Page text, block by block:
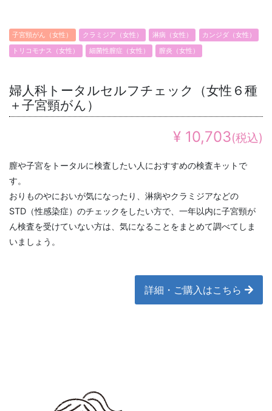
子宮頸がん（女性） クラミジア（女性） 淋病（女性） カンジダ（女性）
トリコモナス（女性） 細菌性膣症（女性） 膣炎（女性）
婦人科トータルセルフチェック（女性６種
＋子宮頸がん）
¥ 10,703(税込)
膣や子宮をトータルに検査したい人におすすめの検査キットで
す。
おりものやにおいが気になったり、淋病やクラミジアなどの
STD（性感染症）のチェックをしたい方で、一年以内に子宮頸が
ん検査を受けていない方は、気になることをまとめて調べてしま
いましょう。
詳細・ご購入はこちら